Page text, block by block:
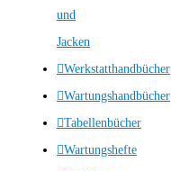
und
Jacken
Werkstatthandbücher
Wartungshandbücher
Tabellenbücher
Wartungshefte